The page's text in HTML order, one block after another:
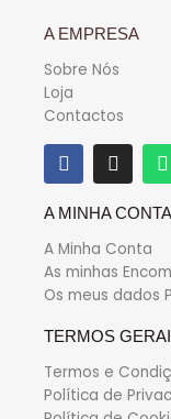
A EMPRESA
Sobre Nós
Loja
Contactos
A MINHA CONTA
A Minha Conta
As minhas
Os meus dados
TERMOS
Termos e
Política de